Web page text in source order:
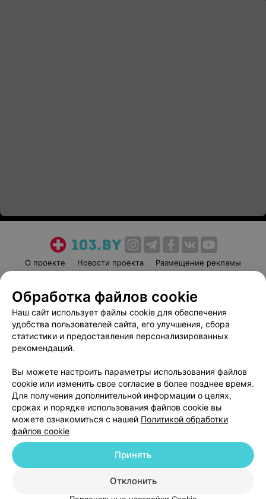
О проекте Новости проекта
Размещение рекламы
Пользовательское соглашение
Способы оплаты
Вакансии
Партнеры
Написать руководителю 103.by
Обработка персональных данных
© 2026 ООО «Артокс Лаб», УНП 191700409
| 220012, Республика Беларусь,
Служба поддержки +375 291212755
Обработка файлов cookie
Наш сайт использует файлы cookie для обеспечения
удобства пользователей сайта, его улучшения, сбора
статистики и предоставления персонализированных
рекомендаций.
Вы можете настроить параметры использования файлов
cookie или изменить свое согласие в более позднее время.
Для получения дополнительной информации о целях,
сроках и порядке использования файлов cookie вы
можете ознакомиться с нашей Политикой обработки
файлов cookie
Отклонить
Принять